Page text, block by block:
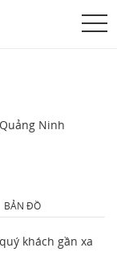
Ninh
BẢN ĐỒ
khách gần xa